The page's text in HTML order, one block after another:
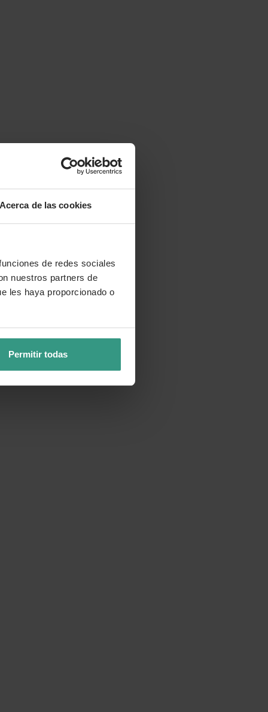
Acerca de las cookies
de redes sociales
nuestros partners de
les haya proporcionado o
Permitir todas